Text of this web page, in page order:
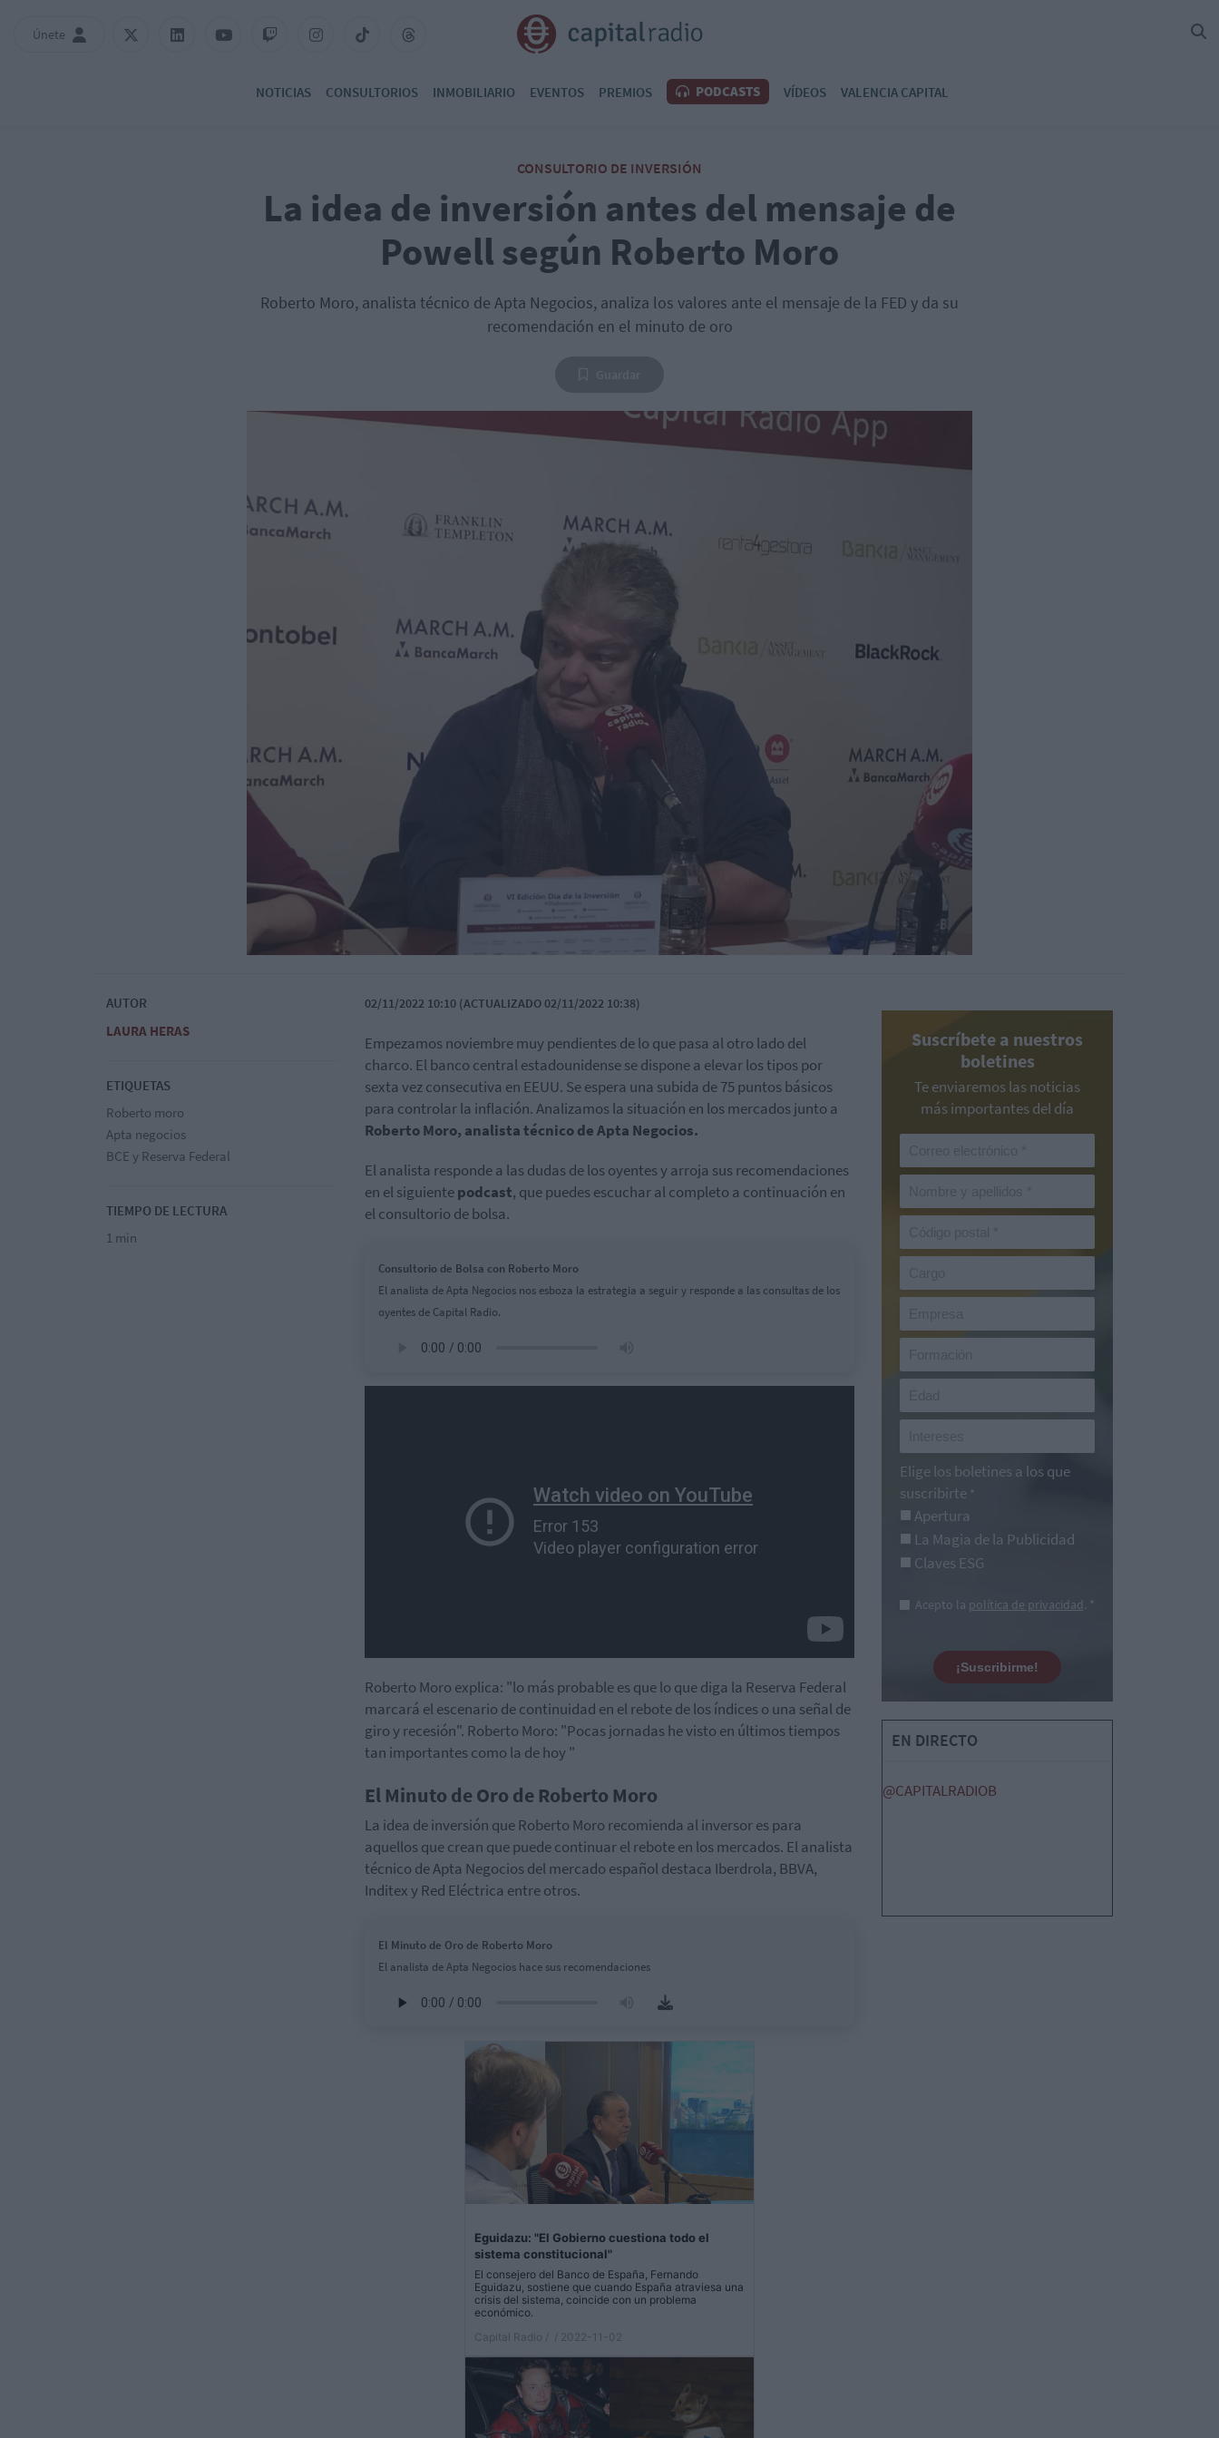
Únete
NOTICIAS CONSULTORIOS INMOBILIARIO EVENTOS PREMIOS PODCASTS VÍDEOS VALENCIA CAPITAL
CONSULTORIO DE INVERSIÓN
La idea de inversión antes del mensaje de
Powell según Roberto Moro
Roberto Moro, analista técnico de Apta Negocios, analiza los valores ante el mensaje de la FED y da su
recomendación en el minuto de oro
AUTOR
LAURA HERAS
ETIQUETAS
Roberto moro
Apta negocios
BCE y Reserva Federal
TIEMPO DE LECTURA
1 min
02/11/2022 10:10 (ACTUALIZADO 02/11/2022 10:38)
Empezamos noviembre muy pendientes de lo que pasa al otro lado del
charco. El banco central estadounidense se dispone a elevar los tipos por
sexta vez consecutiva en EEUU. Se espera una subida de 75 puntos básicos
para controlar la inflación. Analizamos la situación en los mercados junto a
Roberto Moro, analista técnico de Apta Negocios.
El analista responde a las dudas de los oyentes y arroja sus recomendaciones
en el siguientepodcast, que puedes escuchar al completo a continuación en
el consultorio de bolsa.
Consultorio de Bolsa con Roberto Moro
El analista de Apta Negocios nos esboza la estrategia a seguir y responde a las consultas de los
oyentes de Capital Radio.
Roberto Moro explica: "lo más probable es que lo que diga la Reserva Federal
marcará el escenario de continuidad en el rebote de los índices o una señal de
giro y recesión". Roberto Moro: "Pocas jornadas he visto en últimos tiempos
tan importantes como la de hoy "
El Minuto de Oro de Roberto Moro
La idea de inversión que Roberto Moro recomienda al inversor es para
aquellos que crean que puede continuar el rebote en los mercados. El analista
técnico de Apta Negocios del mercado español destaca Iberdrola, BBVA,
Inditex y Red Eléctrica entre otros.
El Minuto de Oro de Roberto Moro
El analista de Apta Negocios hace sus recomendaciones
Eguidazu: "El Gobierno cuestiona todo el
sistema constitucional"
El consejero del Banco de España, Fernando
Eguidazu, sostiene que cuando España atraviesa una
crisis del sistema, coincide con un problema
económico.
Capital Radio /
/ 2022-11-02
Suscríbete a nuestros
boletines
Te enviaremos las noticias
más importantes del día
Elige los boletines a los que
suscribirte *
Apertura
La Magia de la Publicidad
Claves ESG
Acepto la política de privacidad. *
¡Suscribirme!
EN DIRECTO
@CAPITALRADIOB